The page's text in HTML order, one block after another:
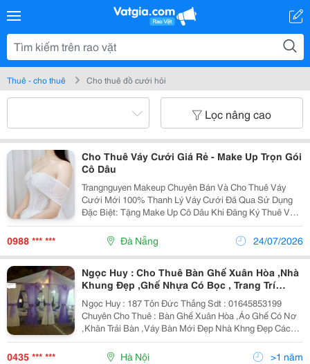
Thuê - cho thuê Cho thuê đồ cưới hỏi
Lọc nâng cao
Cho Thuê Váy Cưới Giá Rẻ - Make Up Trọn Gói
Cô Dâu
Trangnguyen Makeup Chuyên Bán Và Cho Thuê Váy
Cưới Mới 100% Thanh Lý Váy Cưới Đã Qua Sử Dụng
Đặc Biệt: Tặng Make Up Cô Dâu Khi Đăng Ký Thuê Váy
Cưới Trọn Gói Đt: 0909 37 92 94 - Trang
0988 *** *** Đà Nẵng 24/07/2026
Ngọc Huy : Cho Thuê Bàn Ghế Xuân Hòa ,Nhà
Khung Đẹp ,Ghế Nhựa Có Bọc , Trang Trí
Phông Cưới Hỏi , Cổng Bóng ,Cổng Hoa ,Bát
Đĩa ,Ly Cốc Tách Và Các Sự Kiên Khác
Ngọc Huy : 187 Tôn Đức Thắng Sdt : 01645853199
Chuyên Cho Thuê : Bàn Ghế Xuân Hòa ,Áo Ghế Có Nơ
,Khăn Trải Bàn ,Váy Bàn Mới Đẹp Nhà Khng Đẹp Các
Mầu Chuyên Phục Vụ Cưới Hỏi ,Ma Chay ,Tiệc Tùng
,Sinh Nhật ,
0435 *** *** Hà Nội >1 năm